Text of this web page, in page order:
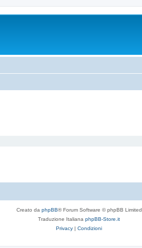
Creato da phpBB® Forum Software © phpBB Limited
Traduzione Italiana phpBB-Store.it
Privacy | Condizioni